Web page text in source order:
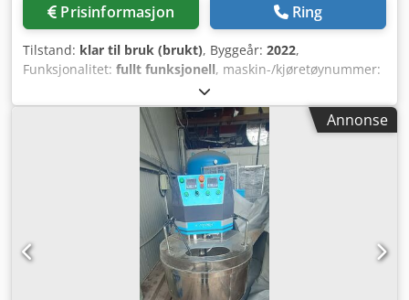
Prisinformasjon Ring
Tilstand: klar til bruk (brukt), Byggeår: 2022,
Funksjonalitet: fullt funksjonell, maskin-/kjøretøynummer:
2 000 kg
deigblander Gatzelakis MX Heavy Type Mixer – en
profesjonell maskin designet for bruk i bakerier,
brødfabrikker og produksjonslokaler. Maskinen er
produsert av den greske produsenten Gatzelakis K. & Sons
S.A., spesialisert på utstyr for næringsmiddelindustrien.
Dette er en heavy duty-blander med stor kapasitet, egnet
for intensiv og kontinuerlig produksjon.
Hovedspesifikasjoner: Modell: MX (Heavy Type Mixer)
Strømforsyning: 220 / 380 V Effekt: 24 kW Vekt: ca. 2000 kg
Årsmodell: 2022 Maskinen har en massiv og robust
Annonse